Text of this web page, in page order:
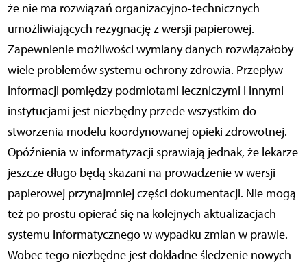
że nie ma rozwiązań organizacyjno-technicznych
umożliwiających rezygnację z wersji papierowej.
Zapewnienie możliwości wymiany danych rozwiązałoby
wiele problemów systemu ochrony zdrowia. Przepływ
informacji pomiędzy podmiotami leczniczymi i innymi
instytucjami jest niezbędny przede wszystkim do
stworzenia modelu koordynowanej opieki zdrowotnej.
Opóźnienia w informatyzacji sprawiają jednak, że lekarze
jeszcze długo będą skazani na prowadzenie w wersji
papierowej przynajmniej części dokumentacji. Nie mogą
też po prostu opierać się na kolejnych aktualizacjach
systemu informatycznego w wypadku zmian w prawie.
Wobec tego niezbędne jest dokładne śledzenie nowych